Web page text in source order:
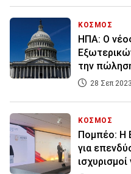
ΚΟΣΜΟΣ
ΗΠΑ: Ο
την
28 Σεπ
ΚΟΣΜΟΣ
Πομπέο: Η
για